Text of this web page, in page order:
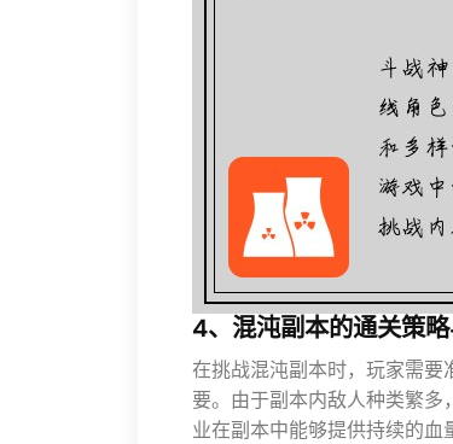
4、混沌副本的通关策
在挑战混沌副本时，玩家需
要。由于副本内敌人种类繁
业在副本中能够提供持续的